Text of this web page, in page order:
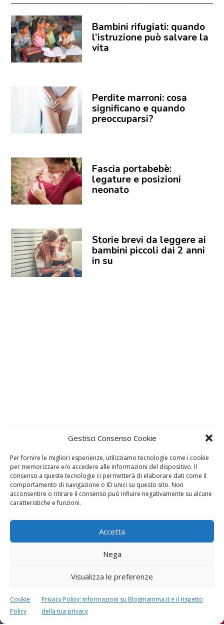
Gestisci Consenso Cookie
Per fornire le migliori esperienze, utilizziamo tecnologie come i cookie
per memorizzare e/o accedere alle informazioni del dispositivo. Il
consenso a queste tecnologie ci permetterà di elaborare dati come il
comportamento di navigazione o ID unici su questo sito. Non
acconsentire o ritirare il consenso può influire negativamente su alcune
caratteristiche e funzioni.
Accetta
Nega
Visualizza le preferenze
Cookie
Policy
Privacy Policy: informazioni su Blogmamma.it e il rispetto
della tua privacy
Bambini rifugiati: quando
l’istruzione può salvare la
vita
Perdite marroni: cosa
significano e quando
preoccuparsi?
Fascia portabebè:
legature e posizioni
neonato
Storie brevi da leggere ai
bambini piccoli dai 2 anni
in su
C'è un commento
26 Settembre 2017 alle 4:11
Lascia un commento
L'indirizzo email non verrà pubblicato. I dati obbligatori sono
contrassegnati con*